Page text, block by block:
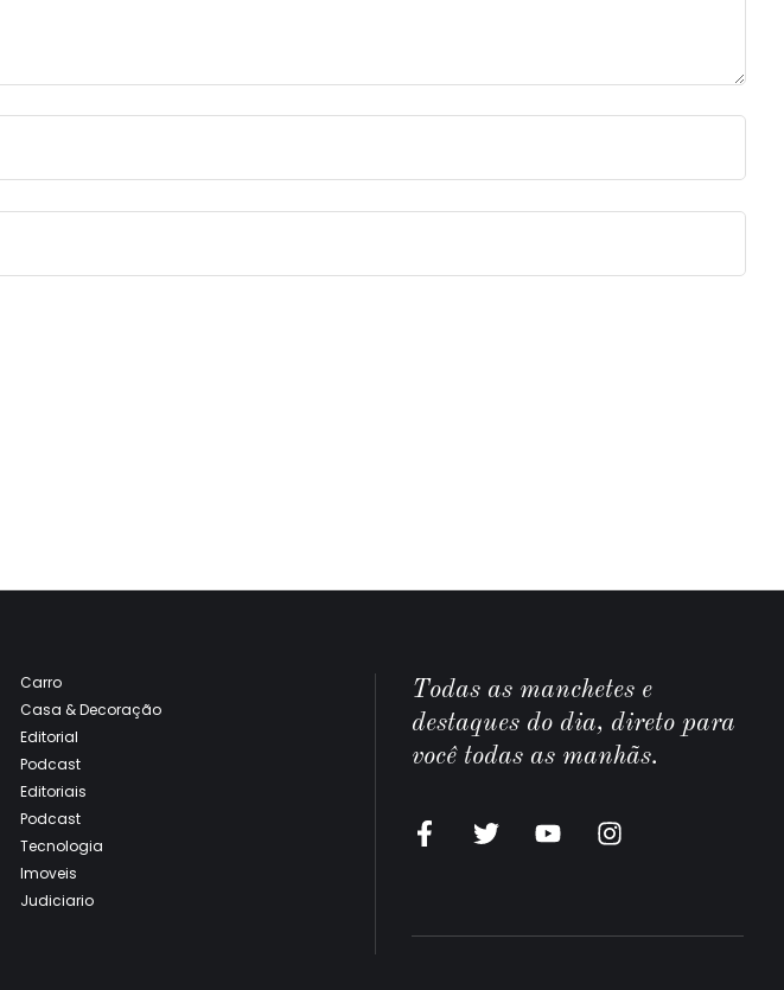
Carro
Casa & Decoração
Editorial
Podcast
Editoriais
Podcast
Tecnologia
Imoveis
Judiciario
Todas as manchetes e
destaques do dia, direto para
você todas as manhãs.